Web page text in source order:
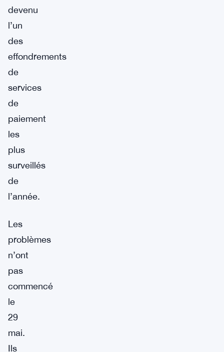
devenu
l’un
des
effondrements
de
services
de
paiement
les
plus
surveillés
de
l’année.
Les
problèmes
n’ont
pas
commencé
le
29
mai.
Ils